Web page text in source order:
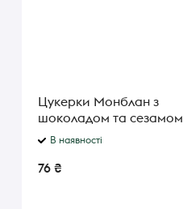
Цукерки Монблан з
шоколадом та сезамом
вагові
В наявності
76 ₴